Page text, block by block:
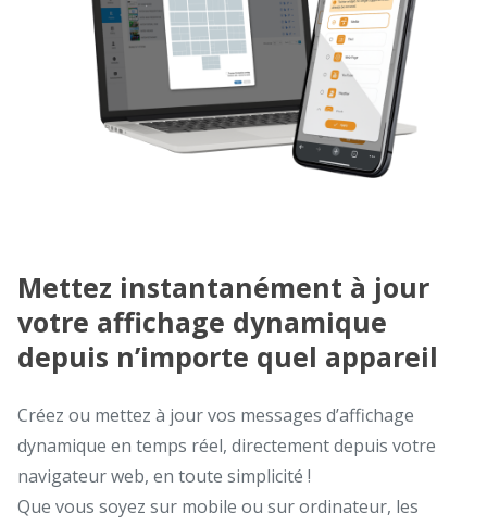
Mettez instantanément à jour
votre affichage dynamique
depuis n’importe quel appareil
Créez ou mettez à jour vos messages d’affichage
dynamique en temps réel, directement depuis votre
navigateur web, en toute simplicité !
Que vous soyez sur mobile ou sur ordinateur, les